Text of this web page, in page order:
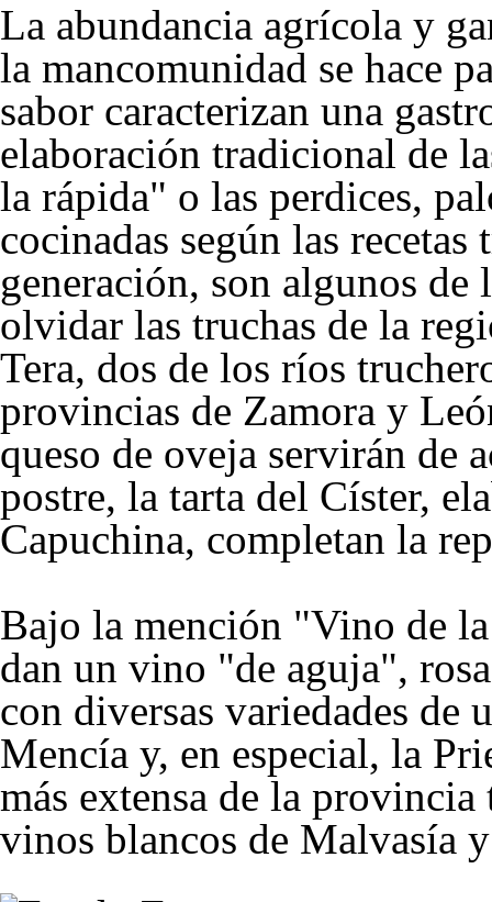
La abundancia agrícola y
la mancomunidad se hace
sabor caracterizan una
elaboración tradicional de
la rápida" o las perdices,
cocinadas según las
generación, son algunos de
olvidar las truchas de la
Tera, dos de los ríos
provincias de Zamora y
queso de oveja servirán de
postre, la tarta del Císter,
Capuchina, completan la
Bajo la mención "Vino de
dan un vino "de aguja",
con diversas variedades de
Mencía y, en especial, la
más extensa de la
vinos blancos de Malvasía